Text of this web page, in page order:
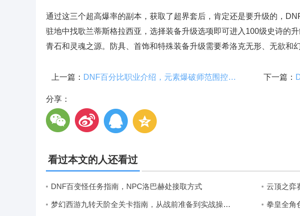
通过这三个超高爆率的副本，获取了超界套后，肯定还是要升级的，
驻地中找歌兰蒂斯格拉西亚，选择装备升级选项即可进入100级史诗的
青石和灵魂之源。防具、首饰和特殊装备升级需要希洛克无形、无欲和
上一篇： DNF百分比职业介绍，元素爆破师范围控场解析 下一篇：
分享：
看过本文的人还看过
DNF百变怪任务指南，NPC洛巴赫处接取方式 云顶之弈
梦幻西游九转天阶全关卡指南，从战前准备到实战操作完整解析 拳皇全角